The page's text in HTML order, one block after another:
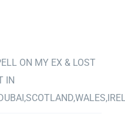
ON MY EX & LOST
IN